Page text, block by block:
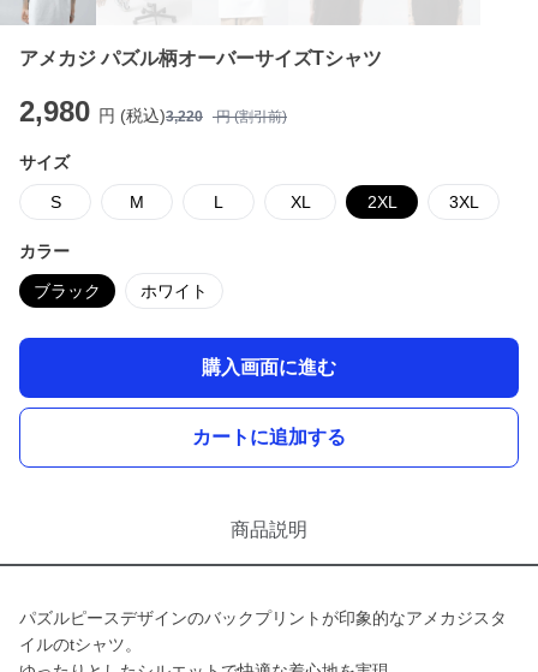
アメカジ パズル柄オーバーサイズTシャツ
2,980 円 (税込)3,220 円 (割引前)
サイズ
S M L XL 2XL 3XL
カラー
ブラック ホワイト
購入画面に進む
カートに追加する
商品説明
パズルピースデザインのバックプリントが印象的なアメカジスタ
イルのtシャツ。